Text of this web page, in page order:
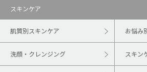
スキンケア
肌質別スキンケア お悩み
洗顔・クレンジング スキン